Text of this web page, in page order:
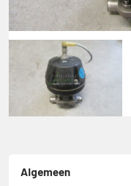
Algemeen